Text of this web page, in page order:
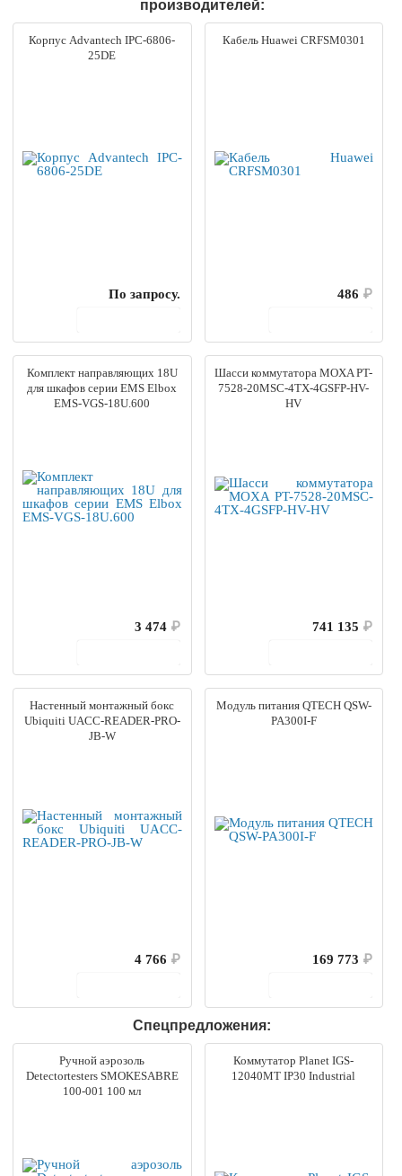
производителей:
Корпус Advantech IPC-6806-
25DE
По запросу.
Кабель Huawei CRFSM0301
486 ₽
Комплект направляющих 18U
для шкафов серии EMS Elbox
EMS-VGS-18U.600
3 474 ₽
Шасси коммутатора MOXA PT-
7528-20MSC-4TX-4GSFP-HV-
HV
741 135 ₽
Настенный монтажный бокс
Ubiquiti UACC-READER-PRO-
JB-W
4 766 ₽
Модуль питания QTECH QSW-
PA300I-F
169 773 ₽
Спецпредложения:
Ручной аэрозоль
Detectortesters SMOKESABRE
100-001 100 мл
Коммутатор Planet IGS-
12040MT IP30 Industrial